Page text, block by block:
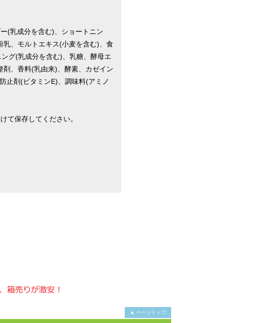
(乳成分を含む)、ショートニン
、モルトエキス(小麦を含む)、食
グ(乳成分を含む)、乳糖、酵母エ
、香料(乳由来)、酵素、カゼイン
止剤(ビタミンE)、調味料(アミノ
て保存してください。
▲ ページトップ